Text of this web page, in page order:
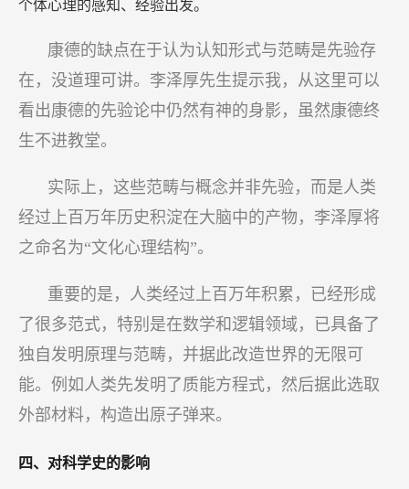
个体心理的感知、经验出发。
康德的缺点在于认为认知形式与范畴是先验存
在，没道理可讲。李泽厚先生提示我，从这里可以
看出康德的先验论中仍然有神的身影，虽然康德终
生不进教堂。
实际上，这些范畴与概念并非先验，而是人类
经过上百万年历史积淀在大脑中的产物，李泽厚将
之命名为“文化心理结构”。
重要的是，人类经过上百万年积累，已经形成
了很多范式，特别是在数学和逻辑领域，已具备了
独自发明原理与范畴，并据此改造世界的无限可
能。例如人类先发明了质能方程式，然后据此选取
外部材料，构造出原子弹来。
四、对科学史的影响